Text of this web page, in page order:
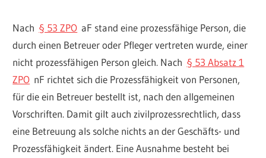
Nach § 53 ZPO aF stand eine prozessfähige Person, die
durch einen Betreuer oder Pfleger vertreten wurde, einer
nicht prozessfähigen Person gleich. Nach § 53 Absatz 1
ZPO nF richtet sich die Prozessfähigkeit von Personen,
für die ein Betreuer bestellt ist, nach den allgemeinen
Vorschriften. Damit gilt auch zivilprozessrechtlich, dass
eine Betreuung als solche nichts an der Geschäfts- und
Prozessfähigkeit ändert. Eine Ausnahme besteht bei